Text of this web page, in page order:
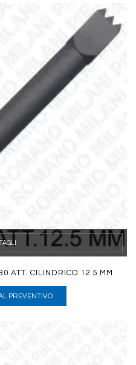
ATT. CILINDRICO 12.5 MM
PREVENTIVO